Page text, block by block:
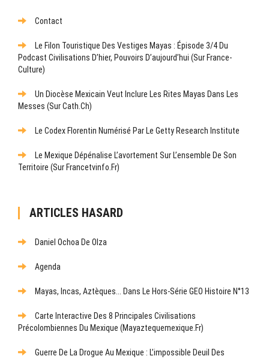
Contact
Le Filon Touristique Des Vestiges Mayas : Épisode 3/4 Du
Podcast Civilisations D’hier, Pouvoirs D’aujourd’hui (sur France-
Culture)
Un Diocèse Mexicain Veut Inclure Les Rites Mayas Dans Les
Messes (sur Cath.ch)
Le Codex Florentin Numérisé Par Le Getty Research Institute
Le Mexique Dépénalise L’avortement Sur L’ensemble De Son
Territoire (sur Francetvinfo.fr)
ARTICLES HASARD
Daniel Ochoa De Olza
Agenda
Mayas, Incas, Aztèques... Dans Le Hors-Série GEO Histoire N°13
Carte Interactive Des 8 Principales Civilisations
Précolombiennes Du Mexique (mayaztequemexique.fr)
Guerre De La Drogue Au Mexique : L’impossible Deuil Des